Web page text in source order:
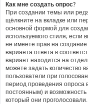
Как мне создать опрос?
При создании темы или
щёлкните на вкладке или
основной формой для
используемого стиля; если
не имеете прав на
варианта ответа в
вариант находится на
можете задать количество
пользователи при
период проведения опроса
постоянным) и возможность
который они проголосовали.